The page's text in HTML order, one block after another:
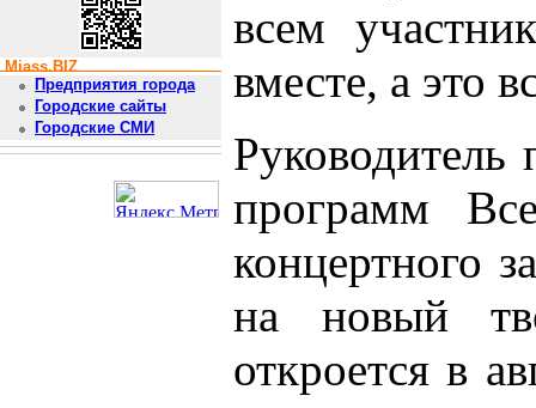
Miass.BIZ
Предприятия города
Городские сайты
Городские СМИ
всем
вместе, а это
Руководитель
программ
концертного
на новый
откроется в